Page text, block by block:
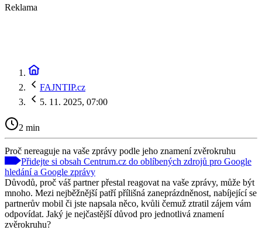
Reklama
FAJNTIP.cz
5. 11. 2025, 07:00
2 min
Proč nereaguje na vaše zprávy podle jeho znamení zvěrokruhu
Přidejte si obsah Centrum.cz do oblíbených zdrojů pro Google
hledání a Google zprávy
Důvodů, proč váš partner přestal reagovat na vaše zprávy, může být
mnoho. Mezi nejběžnější patří přílišná zaneprázdněnost, nabíjející se
partnerův mobil či jste napsala něco, kvůli čemuž ztratil zájem vám
odpovídat. Jaký je nejčastější důvod pro jednotlivá znamení
zvěrokruhu?